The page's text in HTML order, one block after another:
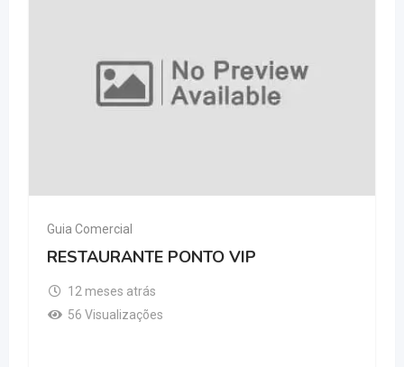
Guia Comercial
RESTAURANTE PONTO VIP
12 meses atrás
56 Visualizações